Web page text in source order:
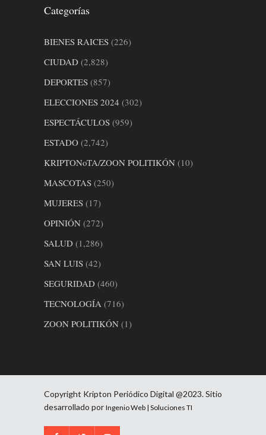
Categorías
BIENES RAICES (226)
CIUDAD (2,828)
DEPORTES (857)
ELECCIONES 2024 (302)
ESPECTÁCULOS (959)
ESTADO (2,742)
KRIPTONoTA/ZOON POLITIKÓN (10)
MASCOTAS (250)
MUJERES (17)
OPINIÓN (272)
SALUD (1,286)
SAN LUIS (42)
SEGURIDAD (460)
TECNOLOGÍA (716)
ZOON POLITIKÓN (1)
Copyright Kripton Periódico Digital @2023. Sitio
desarrollado por Ingenio Web | Soluciones TI